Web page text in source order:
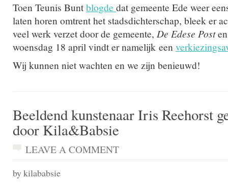
Toen Teunis Buntblogde dat gemeente Ede weer
laten horen omtrent het stadsdichterschap, bleek er
veel werk verzet door de gemeente, De Edese Post
woensdag 18 april vindt er namelijk een
Wij kunnen niet wachten en we zijn benieuwd!
Beeldend kunstenaar Iris Reehorst
door Kila&Babsie
LEAVE A COMMENT
by kilababsie